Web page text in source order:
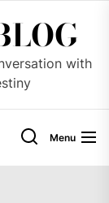
with
Menu